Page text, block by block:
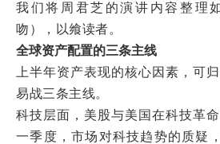
我们将周君芝的演讲内容整理
吻），以飨读者。
全球资产配置的三条主线
上半年资产表现的核心因素，可
易战三条主线。
科技层面，美股与美国在科技革
一季度，市场对科技趋势的质疑